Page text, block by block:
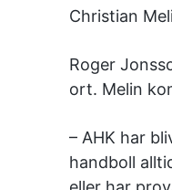
Christian
Roger
ort. Melin
– AHK har
handboll